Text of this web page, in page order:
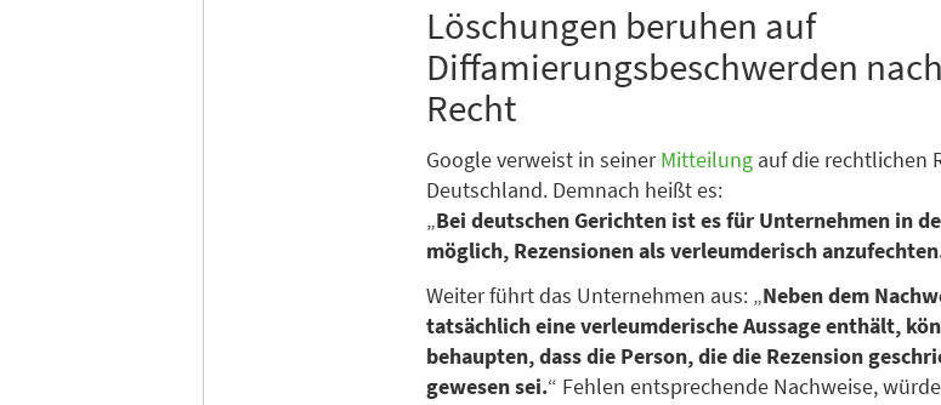
Löschungen beruhen auf
Diffamierungsbeschwerden
Recht
Google verweist in seinerMitteilung auf die rechtlichen
Deutschland. Demnach heißt es:
„Bei deutschen Gerichten ist es für Unternehmen in
möglich, Rezensionen als verleumderisch
Weiter führt das Unternehmen aus: „Neben dem
tatsächlich eine verleumderische Aussage enthält,
behaupten, dass die Person, die die Rezension
gewesen sei.“ Fehlen entsprechende Nachweise,